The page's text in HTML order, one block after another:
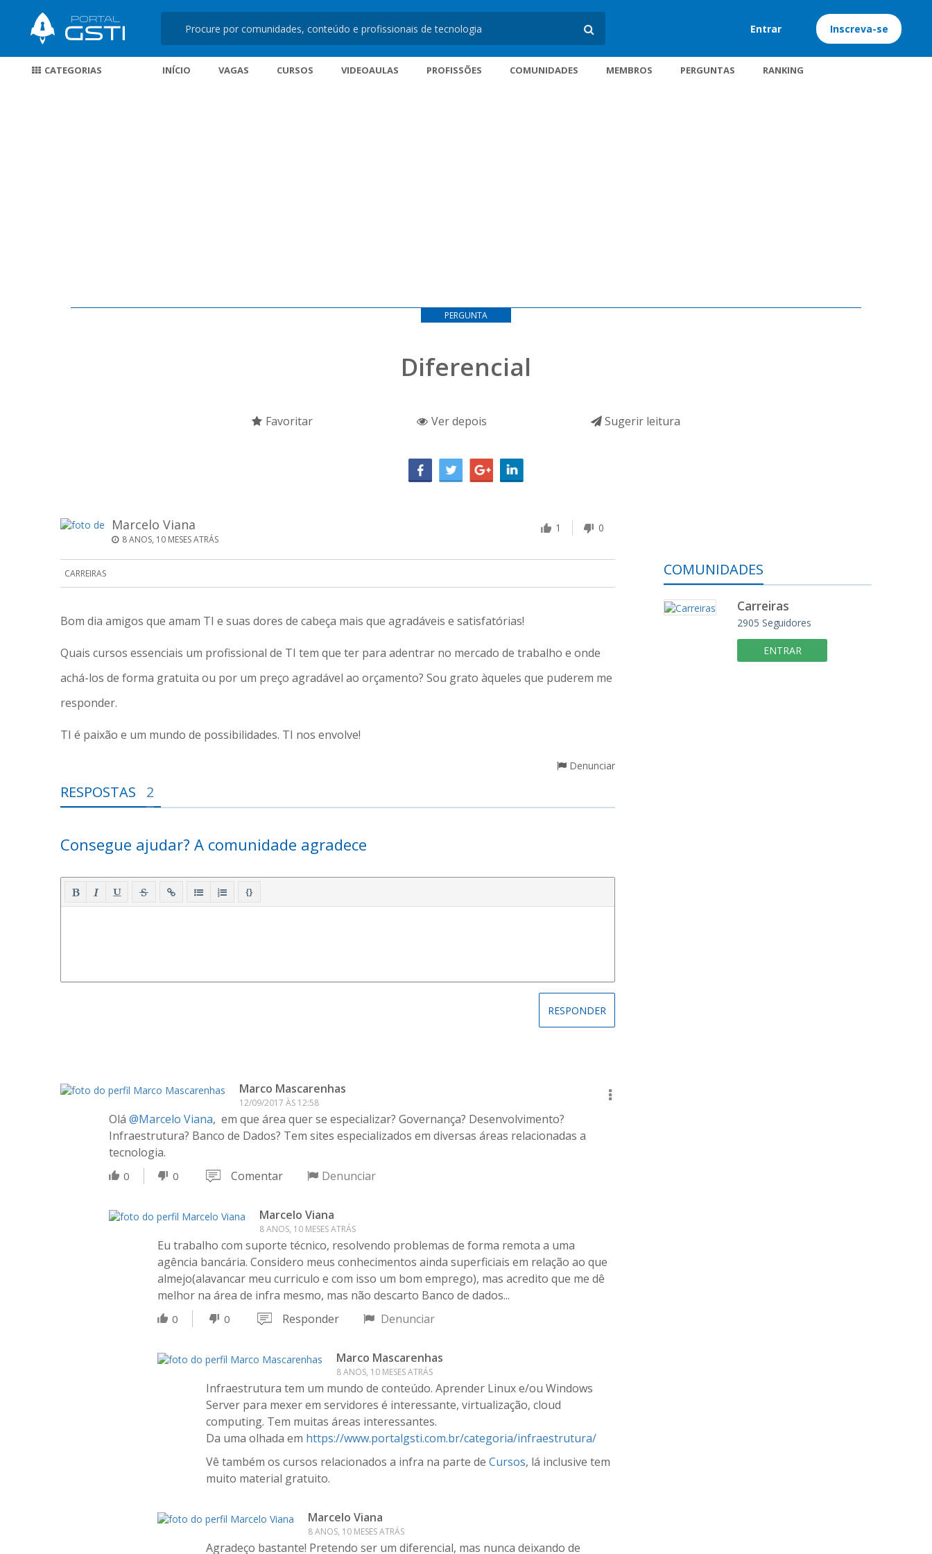
Entrar Inscreva-se
CATEGORIAS INÍCIO VAGAS CURSOS VIDEOAULAS PROFISSÕES COMUNIDADES MEMBROS PERGUNTAS RANKING
PERGUNTA
Diferencial
Favoritar Ver depois Sugerir leitura
Marcelo Viana
8 ANOS, 10 MESES ATRÁS
1 0
CARREIRAS
Bom dia amigos que amam TI e suas dores de cabeça mais que agradáveis e satisfatórias!
Quais cursos essenciais um profissional de TI tem que ter para adentrar no mercado de trabalho e onde
achá-los de forma gratuita ou por um preço agradável ao orçamento? Sou grato àqueles que puderem me
responder.
TI é paixão e um mundo de possibilidades. TI nos envolve!
Denunciar
RESPOSTAS 2
Consegue ajudar? A comunidade agradece
{}
Marco Mascarenhas
12/09/2017 ÀS 12:58
Olá @Marcelo Viana, em que área quer se especializar? Governança? Desenvolvimento?
Infraestrutura? Banco de Dados? Tem sites especializados em diversas áreas relacionadas a
tecnologia.
0 0 Comentar Denunciar
Marcelo Viana
8 ANOS, 10 MESES ATRÁS
Eu trabalho com suporte técnico, resolvendo problemas de forma remota a uma
agência bancária. Considero meus conhecimentos ainda superficiais em relação ao que
almejo(alavancar meu curriculo e com isso um bom emprego), mas acredito que me dê
melhor na área de infra mesmo, mas não descarto Banco de dados...
0 0 Responder Denunciar
Marco Mascarenhas
8 ANOS, 10 MESES ATRÁS
Infraestrutura tem um mundo de conteúdo. Aprender Linux e/ou Windows
Server para mexer em servidores é interessante, virtualização, cloud
computing. Tem muitas áreas interessantes.
Da uma olhada em https://www.portalgsti.com.br/categoria/infraestrutura/
Vê também os cursos relacionados a infra na parte de Cursos, lá inclusive tem
muito material gratuito.
Marcelo Viana
8 ANOS, 10 MESES ATRÁS
Agradeço bastante! Pretendo ser um diferencial, mas nunca deixando de
COMUNIDADES
Carreiras
2905 Seguidores
ENTRAR